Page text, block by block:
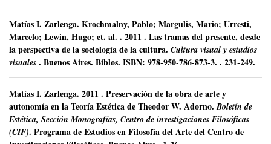
Matías I. Zarlenga. Krochmalny, Pablo; Margulis, Mario; Urresti,
Marcelo; Lewin, Hugo; et. al. . 2011 . Las tramas del presente, desde
la perspectiva de la sociología de la cultura. Cultura visual y estudios
visuales . Buenos Aires. Biblos. ISBN: 978-950-786-873-3. . 231-249.
Matías I. Zarlenga. 2011 . Preservación de la obra de arte y
autonomía en la Teoría Estética de Theodor W. Adorno. Boletín de
Estética, Sección Monografías, Centro de investigaciones Filosóficas
(CIF). Programa de Estudios en Filosofía del Arte del Centro de